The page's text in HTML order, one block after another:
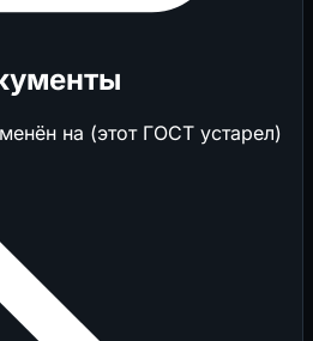
на (этот ГОСТ устарел)